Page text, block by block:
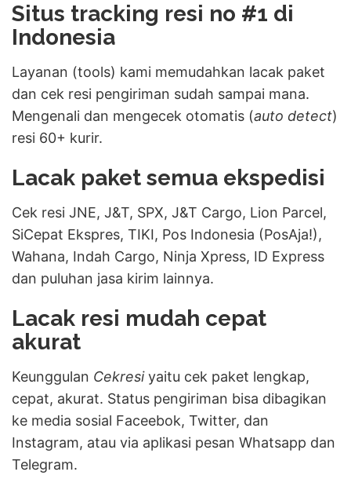
Situs tracking resi no #1 di
Indonesia
Layanan (tools) kami memudahkan lacak paket
dan cek resi pengiriman sudah sampai mana.
Mengenali dan mengecek otomatis (auto detect)
resi 60+ kurir.
Lacak paket semua ekspedisi
Cek resi JNE, J&T, SPX, J&T Cargo, Lion Parcel,
SiCepat Ekspres, TIKI, Pos Indonesia (PosAja!),
Wahana, Indah Cargo, Ninja Xpress, ID Express
dan puluhan jasa kirim lainnya.
Lacak resi mudah cepat
akurat
Keunggulan Cekresiyaitu cek paket lengkap,
cepat, akurat. Status pengiriman bisa dibagikan
ke media sosial Faceebok, Twitter, dan
Instagram, atau via aplikasi pesan Whatsapp dan
Telegram.